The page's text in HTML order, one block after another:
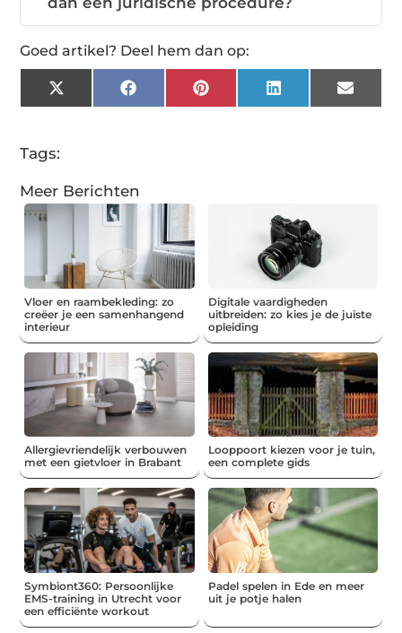
Goed artikel? Deel hem dan op:
X
(Twitter)
FacebookPinterestLinkedInEmail
Tags:
Meer Berichten
Vloer en raambekleding: zo
creëer je een samenhangend
interieur
Digitale vaardigheden
uitbreiden: zo kies je de juiste
opleiding
Allergievriendelijk verbouwen
met een gietvloer in Brabant
Looppoort kiezen voor je tuin,
een complete gids
Symbiont360: Persoonlijke
EMS-training in Utrecht voor
een efficiënte workout
Padel spelen in Ede en meer
uit je potje halen